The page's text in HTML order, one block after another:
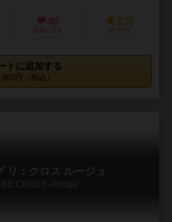
40
お気に入り
131
持ってる
トに追加する
円（税込）
リ：クロス ルージュ
-Rouge